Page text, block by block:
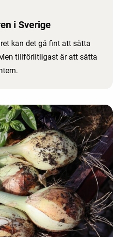
i Sverige
kan det gå fint att sätta
tillförlitligast är att sätta